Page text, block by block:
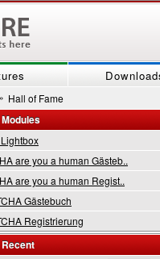
» Hall of Fame
are you a human Gästeb..
are you a human Regist..
Gästebuch
Registrierung